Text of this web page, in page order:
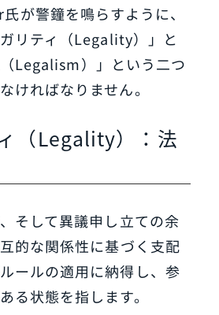
が警鐘を鳴らすように、
リティ（Legality）」と
（Legalism）」という二つ
ければなりません。
（Legality）：法
そして異議申し立ての余
的な関係性に基づく支配
ールの適用に納得し、参
る状態を指します。